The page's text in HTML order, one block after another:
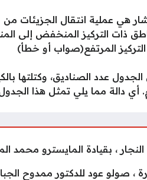
هي عملية انتقال الجزيئات من
ذات التركيز المنخفض إلى
المرتفع(صواب أو خطأ)
الجدول عدد الصناديق، وكتلتها
أي دالة مما يلي تمثل هذا
، صولو عود للدكتور ممدوح